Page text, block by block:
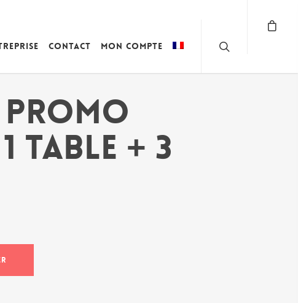
Contact Mon compte
PROMO
TABLE + 3